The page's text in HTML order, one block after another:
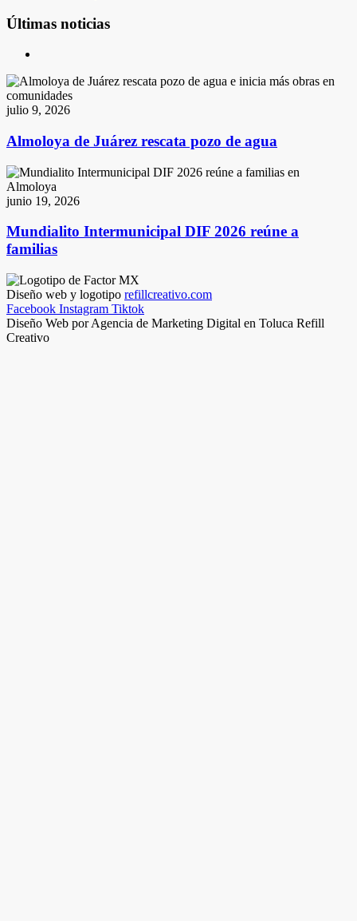
Últimas noticias
julio 9, 2026
Almoloya de Juárez rescata pozo de agua
junio 19, 2026
Mundialito Intermunicipal DIF 2026 reúne a
familias
Diseño web y logotipo refillcreativo.com
Facebook Instagram Tiktok
Diseño Web por Agencia de Marketing Digital en Toluca Refill
Creativo